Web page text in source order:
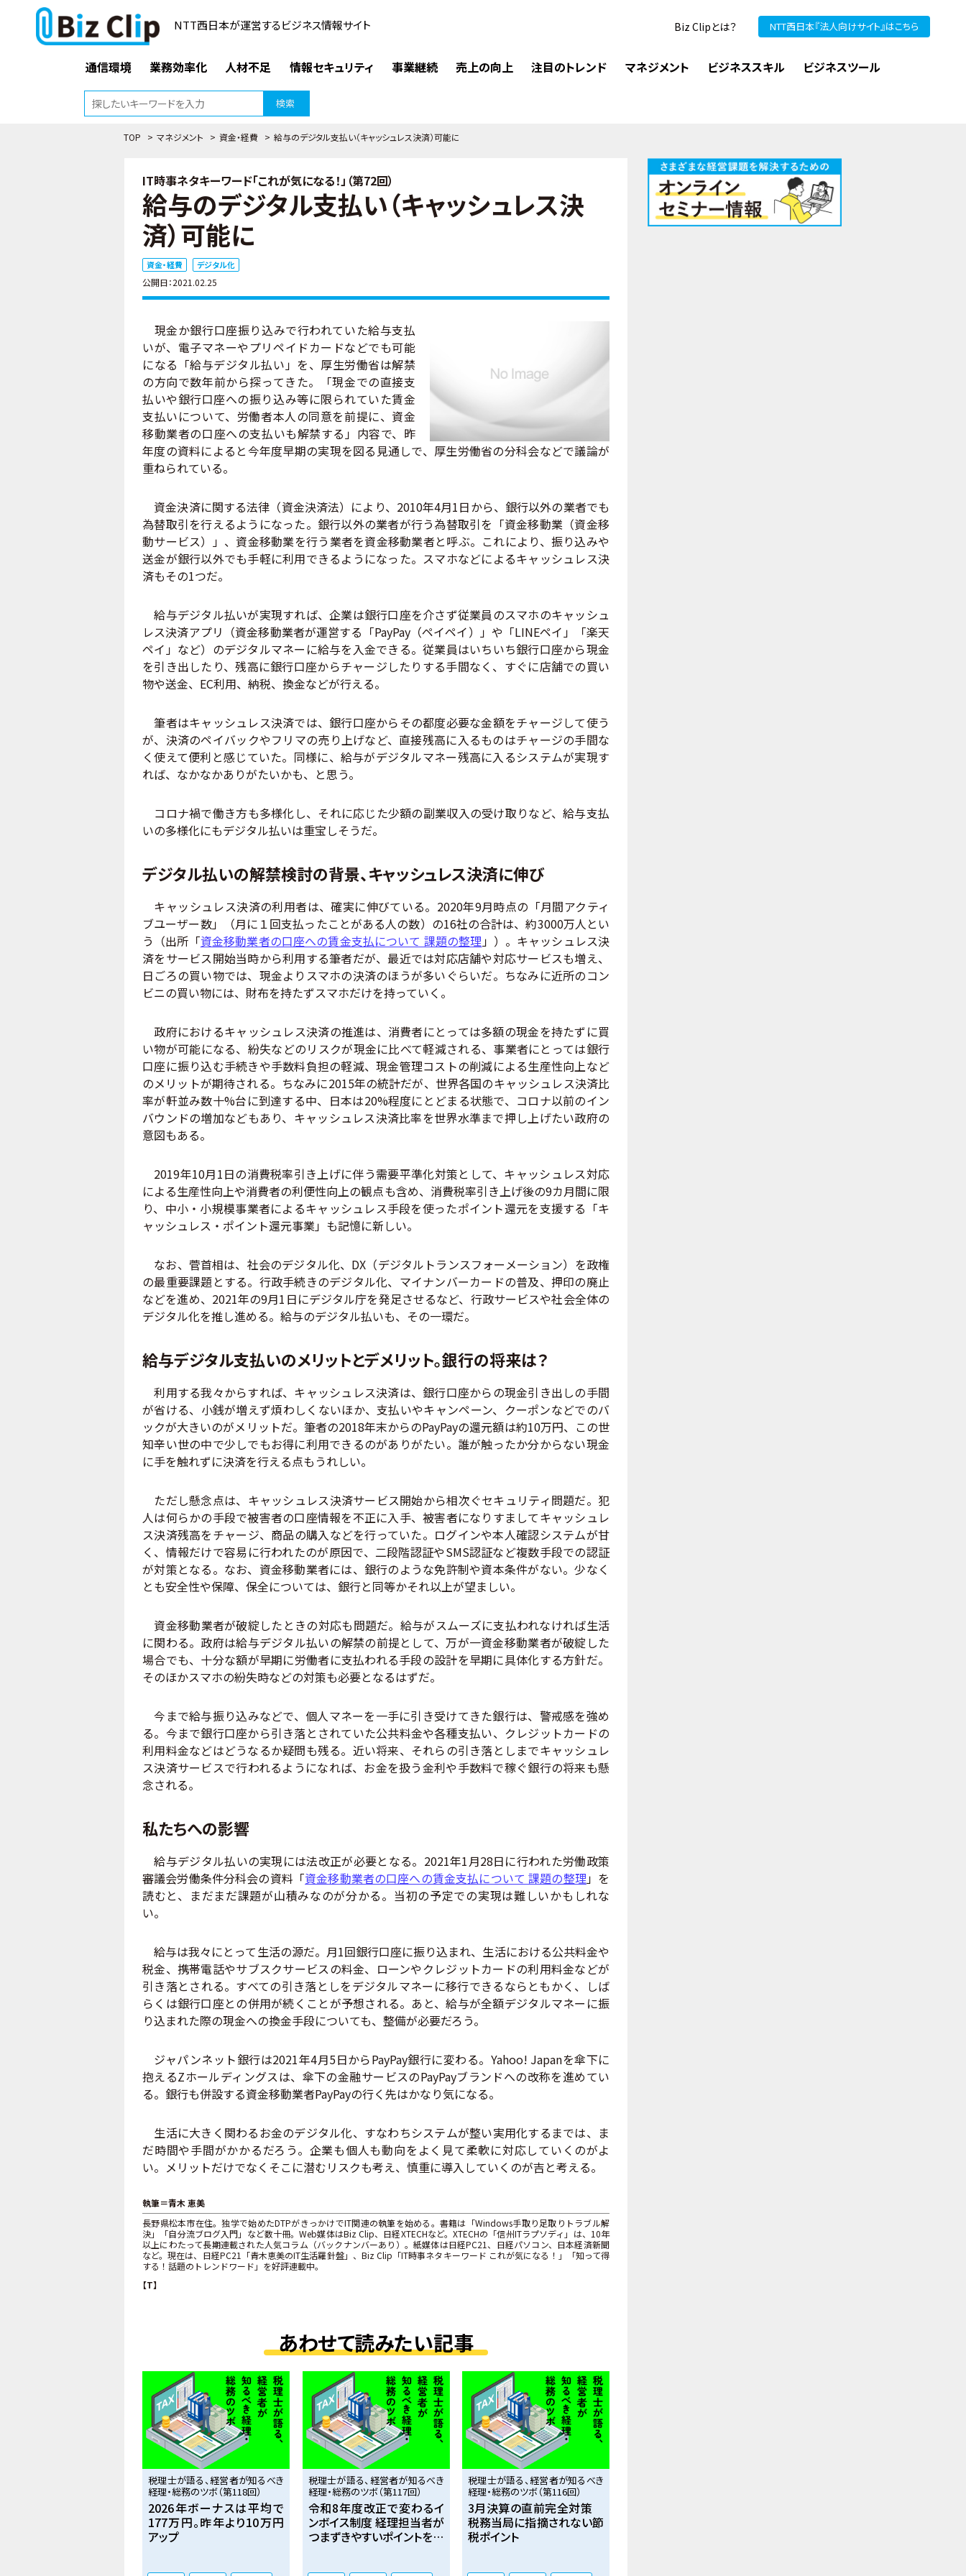
NTT西日本が運営するビジネス情報サイト Biz Clipとは？ NTT西日本『法人向けサイト』はこちら
通信環境 業務効率化 人材不足 情報セキュリティ 事業継続 売上の向上 注目のトレンド マネジメント ビジネススキル ビジネスツール
検索
TOP > マネジメント > 資金・経費 > 給与のデジタル支払い（キャッシュレス決済）可能に
IT時事ネタキーワード「これが気になる！」（第72回）
給与のデジタル支払い（キャッシュレス決
済）可能に
資金・経費 デジタル化
公開日：2021.02.25
現金か銀行口座振り込みで行われていた給与支払
いが、電子マネーやプリペイドカードなどでも可能
になる「給与デジタル払い」を、厚生労働省は解禁
の方向で数年前から探ってきた。「現金での直接支
払いや銀行口座への振り込み等に限られていた賃金
支払いについて、労働者本人の同意を前提に、資金
移動業者の口座への支払いも解禁する」内容で、昨
年度の資料によると今年度早期の実現を図る見通しで、厚生労働省の分科会などで議論が
重ねられている。
資金決済に関する法律（資金決済法）により、2010年4月1日から、銀行以外の業者でも
為替取引を行えるようになった。銀行以外の業者が行う為替取引を「資金移動業（資金移
動サービス）」、資金移動業を行う業者を資金移動業者と呼ぶ。これにより、振り込みや
送金が銀行以外でも手軽に利用できるようになった。スマホなどによるキャッシュレス決
済もその1つだ。
給与デジタル払いが実現すれば、企業は銀行口座を介さず従業員のスマホのキャッシュ
レス決済アプリ（資金移動業者が運営する「PayPay（ペイペイ）」や「LINEペイ」「楽天
ペイ」など）のデジタルマネーに給与を入金できる。従業員はいちいち銀行口座から現金
を引き出したり、残高に銀行口座からチャージしたりする手間なく、すぐに店舗での買い
物や送金、EC利用、納税、換金などが行える。
筆者はキャッシュレス決済では、銀行口座からその都度必要な金額をチャージして使う
が、決済のペイバックやフリマの売り上げなど、直接残高に入るものはチャージの手間な
く使えて便利と感じていた。同様に、給与がデジタルマネー残高に入るシステムが実現す
れば、なかなかありがたいかも、と思う。
コロナ禍で働き方も多様化し、それに応じた少額の副業収入の受け取りなど、給与支払
いの多様化にもデジタル払いは重宝しそうだ。
デジタル払いの解禁検討の背景、キャッシュレス決済に伸び
キャッシュレス決済の利用者は、確実に伸びている。2020年9月時点の「月間アクティ
ブユーザー数」（月に１回支払ったことがある人の数）の16社の合計は、約3000万人とい
う（出所「資金移動業者の口座への賃金支払について 課題の整理 」）。キャッシュレス決
済をサービス開始当時から利用する筆者だが、最近では対応店舗や対応サービスも増え、
日ごろの買い物では、現金よりスマホの決済のほうが多いぐらいだ。ちなみに近所のコン
ビニの買い物には、財布を持たずスマホだけを持っていく。
政府におけるキャッシュレス決済の推進は、消費者にとっては多額の現金を持たずに買
い物が可能になる、紛失などのリスクが現金に比べて軽減される、事業者にとっては銀行
口座に振り込む手続きや手数料負担の軽減、現金管理コストの削減による生産性向上など
のメリットが期待される。ちなみに2015年の統計だが、世界各国のキャッシュレス決済比
率が軒並み数十%台に到達する中、日本は20%程度にとどまる状態で、コロナ以前のイン
バウンドの増加などもあり、キャッシュレス決済比率を世界水準まで押し上げたい政府の
意図もある。
2019年10月1日の消費税率引き上げに伴う需要平準化対策として、キャッシュレス対応
による生産性向上や消費者の利便性向上の観点も含め、消費税率引き上げ後の9カ月間に限
り、中小・小規模事業者によるキャッシュレス手段を使ったポイント還元を支援する「キ
ャッシュレス・ポイント還元事業」も記憶に新しい。
なお、菅首相は、社会のデジタル化、DX（デジタルトランスフォーメーション）を政権
の最重要課題とする。行政手続きのデジタル化、マイナンバーカードの普及、押印の廃止
などを進め、2021年の9月1日にデジタル庁を発足させるなど、行政サービスや社会全体の
デジタル化を推し進める。給与のデジタル払いも、その一環だ。
給与デジタル支払いのメリットとデメリット。銀行の将来は？
利用する我々からすれば、キャッシュレス決済は、銀行口座からの現金引き出しの手間
が省ける、小銭が増えず煩わしくないほか、支払いやキャンペーン、クーポンなどでのバ
ックが大きいのがメリットだ。筆者の2018年末からのPayPayの還元額は約10万円、この世
知辛い世の中で少しでもお得に利用できるのがありがたい。誰が触ったか分からない現金
に手を触れずに決済を行える点もうれしい。
ただし懸念点は、キャッシュレス決済サービス開始から相次ぐセキュリティ問題だ。犯
人は何らかの手段で被害者の口座情報を不正に入手、被害者になりすましてキャッシュレ
ス決済残高をチャージ、商品の購入などを行っていた。ログインや本人確認システムが甘
く、情報だけで容易に行われたのが原因で、二段階認証やSMS認証など複数手段での認証
が対策となる。なお、資金移動業者には、銀行のような免許制や資本条件がない。少なく
とも安全性や保障、保全については、銀行と同等かそれ以上が望ましい。
資金移動業者が破綻したときの対応も問題だ。給与がスムーズに支払われなければ生活
に関わる。政府は給与デジタル払いの解禁の前提として、万が一資金移動業者が破綻した
場合でも、十分な額が早期に労働者に支払われる手段の設計を早期に具体化する方針だ。
そのほかスマホの紛失時などの対策も必要となるはずだ。
今まで給与振り込みなどで、個人マネーを一手に引き受けてきた銀行は、警戒感を強め
る。今まで銀行口座から引き落とされていた公共料金や各種支払い、クレジットカードの
利用料金などはどうなるか疑問も残る。近い将来、それらの引き落としまでキャッシュレ
ス決済サービスで行われるようになれば、お金を扱う金利や手数料で稼ぐ銀行の将来も懸
念される。
私たちへの影響
給与デジタル払いの実現には法改正が必要となる。2021年1月28日に行われた労働政策
審議会労働条件分科会の資料「資金移動業者の口座への賃金支払について 課題の整理 」を
読むと、まだまだ課題が山積みなのが分かる。当初の予定での実現は難しいかもしれな
い。
給与は我々にとって生活の源だ。月1回銀行口座に振り込まれ、生活における公共料金や
税金、携帯電話やサブスクサービスの料金、ローンやクレジットカードの利用料金などが
引き落とされる。すべての引き落としをデジタルマネーに移行できるならともかく、しば
らくは銀行口座との併用が続くことが予想される。あと、給与が全額デジタルマネーに振
り込まれた際の現金への換金手段についても、整備が必要だろう。
ジャパンネット銀行は2021年4月5日からPayPay銀行に変わる。Yahoo! Japanを傘下に
抱えるZホールディングスは、傘下の金融サービスのPayPayブランドへの改称を進めてい
る。銀行も併設する資金移動業者PayPayの行く先はかなり気になる。
生活に大きく関わるお金のデジタル化、すなわちシステムが整い実用化するまでは、ま
だ時間や手間がかかるだろう。企業も個人も動向をよく見て柔軟に対応していくのがよ
い。メリットだけでなくそこに潜むリスクも考え、慎重に導入していくのが吉と考える。
執筆＝青木 恵美
長野県松本市在住。独学で始めたDTPがきっかけでIT関連の執筆を始める。書籍は「Windows手取り足取りトラブル解
決」「自分流ブログ入門」など数十冊。Web媒体はBiz Clip、日経XTECHなど。XTECHの「信州ITラプソディ」は、10年
以上にわたって長期連載された人気コラム（バックナンバーあり）。紙媒体は日経PC21、日経パソコン、日本経済新聞
など。現在は、日経PC21「青木恵美のIT生活羅針盤」、Biz Clip「IT時事ネタキーワード これが気になる！」「知って得
する！話題のトレンドワード」を好評連載中。
【T】
あわせて読みたい記事
税理士が語る、経営者が知るべき
経理・総務のツボ（第118回）
2026年ボーナスは平均で
177万円。昨年より10万円
アップ
税理士が語る、経営者が知るべき
経理・総務のツボ（第117回）
令和8年度改正で変わるイ
ンボイス制度 ――経理担当者が
つまずきやすいポイントを解
税理士が語る、経営者が知るべき
経理・総務のツボ（第116回）
3月決算の直前完全対策
税務当局に指摘されない節
税ポイント